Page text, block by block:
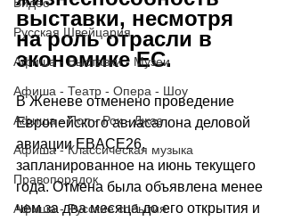
Русская Швейцария
Афиша - Выставки - Музеи
Афиша - Театр - Опера - Шоу
Афиша - Поп - Рок - Джаз
Афиша - Классическая музыка
Правопорядок
Афиша - Русские события
выставки, несмотря
на роль отрасли в
экономике ЕС.
В Женеве отменено проведение
Европейского авиасалона деловой
авиации EBACE26,
запланированное на июнь текущего
года. Отмена была объявлена менее
чем за два месяца до его открытия и